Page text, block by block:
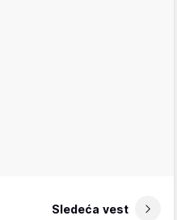
Sledeća vest